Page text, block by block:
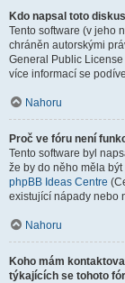
Kdo napsal toto
Tento software (v jeho
chráněn autorskými
General Public
více informací se
Nahoru
Proč ve fóru není
Tento software byl
že by do něho měla
phpBB Ideas Centre
existující nápady nebo
Nahoru
Koho mám
týkajících se tohoto